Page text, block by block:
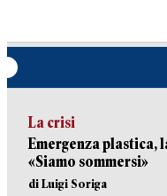
La crisi
Emergenza plastica,
«Siamo sommersi»
di Luigi Soriga